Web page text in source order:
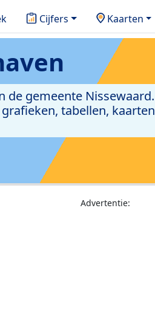
Cijfers Kaarten
de gemeente Nissewaard.
tabellen, kaarten
Advertentie: